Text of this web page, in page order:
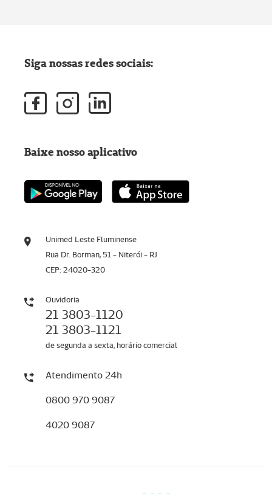
Unimed Leste Fluminense
Rua Dr. Borman, 51 - Niterói - RJ
CEP: 24020-320
Ouvidoria
21 3803-1120
21 3803-1121
de segunda a sexta, horário comercial
Atendimento 24h
0800 970 9087
4020 9087
Siga nossas redes sociais:
Baixe nosso aplicativo